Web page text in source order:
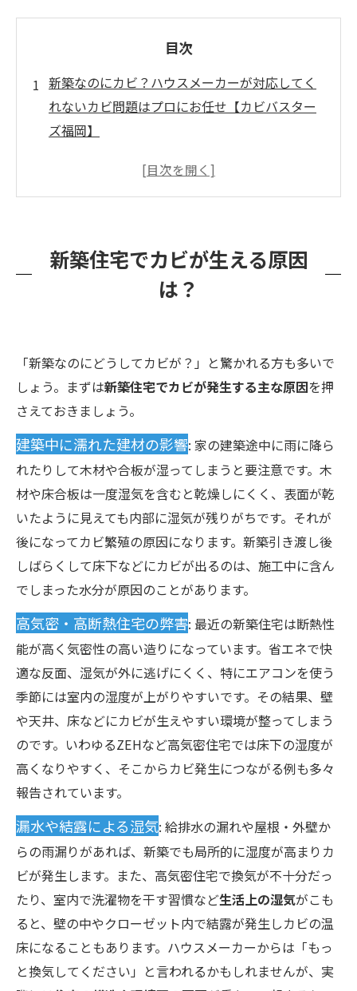
目次
新築なのにカビ？ハウスメーカーが対応してく
れないカビ問題はプロにお任せ【カビバスター
ズ福岡】
ハウスメーカーに相談しても解決しないカビ問
カビの発生状況を「見える化」！詳細な報告書
カビ問題はプロにご相談を！お問い合わせはこ
ちら
新築住宅でカビが生える原因
は？
「新築なのにどうしてカビが？」と驚かれる方も多いで
しょう。まずは新築住宅でカビが発生する主な原因を押
さえておきましょう。
建築中に濡れた建材の影響: 家の建築途中に雨に降ら
れたりして木材や合板が湿ってしまうと要注意です。木
材や床合板は一度湿気を含むと乾燥しにくく、表面が乾
いたように見えても内部に湿気が残りがちです。それが
後になってカビ繁殖の原因になります。新築引き渡し後
しばらくして床下などにカビが出るのは、施工中に含ん
でしまった水分が原因のことがあります。
高気密・高断熱住宅の弊害: 最近の新築住宅は断熱性
能が高く気密性の高い造りになっています。省エネで快
適な反面、湿気が外に逃げにくく、特にエアコンを使う
季節には室内の湿度が上がりやすいです。その結果、壁
や天井、床などにカビが生えやすい環境が整ってしまう
のです。いわゆるZEHなど高気密住宅では床下の湿度が
高くなりやすく、そこからカビ発生につながる例も多々
報告されています。
漏水や結露による湿気: 給排水の漏れや屋根・外壁か
らの雨漏りがあれば、新築でも局所的に湿度が高まりカ
ビが発生します。また、高気密住宅で換気が不十分だっ
たり、室内で洗濯物を干す習慣など生活上の湿気がこも
ると、壁の中やクローゼット内で結露が発生しカビの温
床になることもあります。ハウスメーカーからは「もっ
と換気してください」と言われるかもしれませんが、実